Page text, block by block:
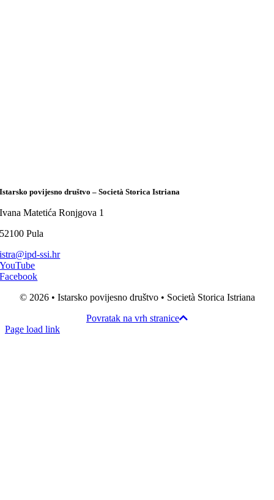
Istarsko povijesno društvo – Società Storica Istriana
Ivana Matetića Ronjgova 1
52100 Pula
istra@ipd-ssi.hr
YouTube
Facebook
© 2026 • Istarsko povijesno društvo • Società Storica Istriana
Povratak na vrh stranice
Page load link